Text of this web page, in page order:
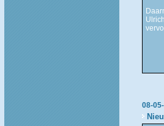
08-